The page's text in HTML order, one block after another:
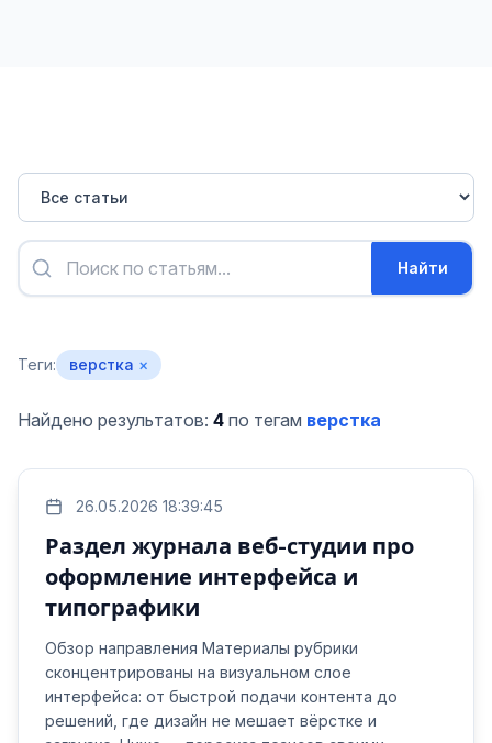
Найти
Теги: верстка ×
Найдено результатов: 4 по тегам верстка
26.05.2026 18:39:45
Раздел журнала веб-студии про
оформление интерфейса и
типографики
Обзор направления Материалы рубрики
сконцентрированы на визуальном слое
интерфейса: от быстрой подачи контента до
решений, где дизайн не мешает вёрстке и